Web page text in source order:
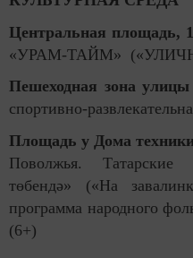
Центральная площадь,
«УРАМ-ТАЙМ»
Пешеходная зона
спортивно-
Площадь у Дома
Поволжья.
төбендә» («На
программа народного
(6+)